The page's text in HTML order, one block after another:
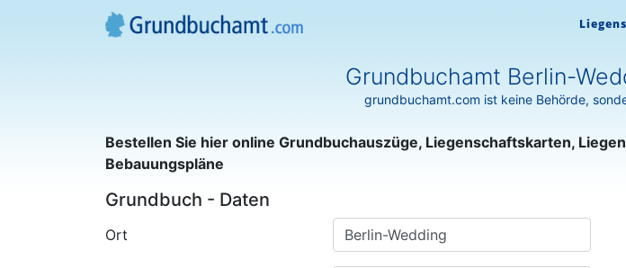
Grundbuchamt Berlin-
grundbuchamt.com ist keine Behörde,
Bestellen Sie hier online Grundbuchauszüge, Liegenschaftskarten,
Bebauungspläne
Grundbuch - Daten
Ort